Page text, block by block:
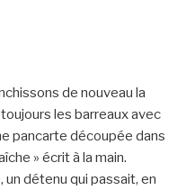
de nouveau la
les barreaux avec
pancarte découpée dans
» écrit à la main.
un détenu qui passait, en